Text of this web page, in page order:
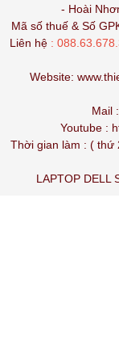
- Hoài
Mã số thuế & Số
Liên hệ :
Website:
Mail
Youtube :
Thời gian làm : ( thứ
LAPTOP DELL